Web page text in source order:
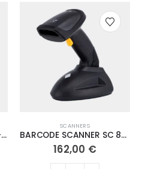
BARCODE SCANNER YHD-3200DB
SCANNERS
BARCODE SCANNER SC 880W-2D
162,00 €